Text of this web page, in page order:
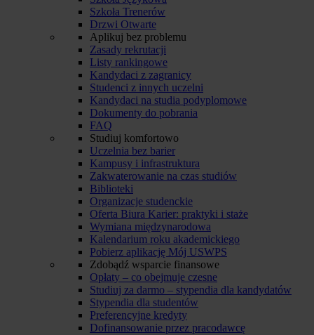
Szkoła Trenerów
Drzwi Otwarte
Aplikuj bez problemu
Zasady rekrutacji
Listy rankingowe
Kandydaci z zagranicy
Studenci z innych uczelni
Kandydaci na studia podyplomowe
Dokumenty do pobrania
FAQ
Studiuj komfortowo
Uczelnia bez barier
Kampusy i infrastruktura
Zakwaterowanie na czas studiów
Biblioteki
Organizacje studenckie
Oferta Biura Karier: praktyki i staże
Wymiana międzynarodowa
Kalendarium roku akademickiego
Pobierz aplikację Mój USWPS
Zdobądź wsparcie finansowe
Opłaty – co obejmuje czesne
Studiuj za darmo – stypendia dla kandydatów
Stypendia dla studentów
Preferencyjne kredyty
Dofinansowanie przez pracodawcę